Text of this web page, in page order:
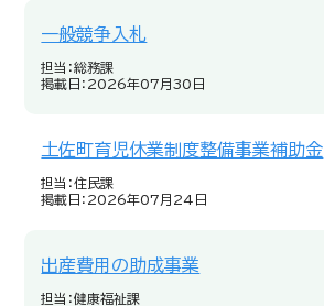
一般競争入札
担当：総務課
掲載日：2026年07月30日
土佐町育児休業制度整備事業補助金
担当：住民課
掲載日：2026年07月24日
出産費用の助成事業
担当：健康福祉課